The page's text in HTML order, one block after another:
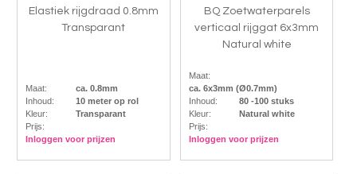
Elastiek rijgdraad 0.8mm
Transparant
Maat:
ca. 0.8mm
Inhoud:
10 meter op rol
Kleur:
Transparant
Prijs:
Inloggen voor prijzen
BQ Zoetwaterparels
verticaal rijggat 6x3mm
Natural white
Maat:
ca. 6x3mm (Ø0.7mm)
Inhoud:
80 -100 stuks
Kleur:
Natural white
Prijs:
Inloggen voor prijzen